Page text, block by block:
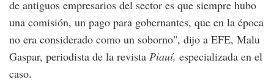
de antiguos empresarios del sector es que siempre hubo
una comisión, un pago para gobernantes, que en la época
no era considerado como un soborno", dijo a EFE, Malu
Gaspar, periodista de la revista Piauí, especializada en el
caso.